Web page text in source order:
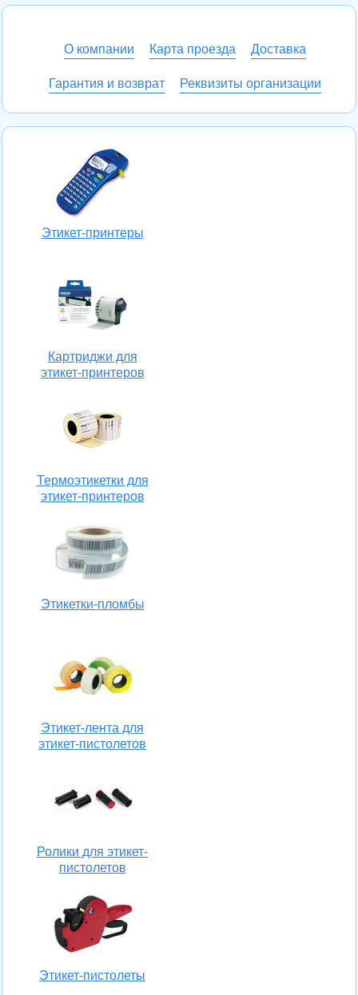
Этикет-принтеры
Картриджи для
этикет-принтеров
Термоэтикетки для
этикет-принтеров
Этикетки-пломбы
Этикет-лента для
этикет-пистолетов
Ролики для этикет-
пистолетов
Этикет-пистолеты
О компании Карта проезда Доставка
Гарантия и возврат Реквизиты организации